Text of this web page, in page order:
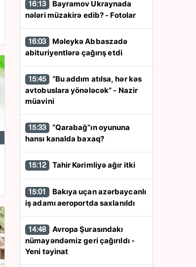
16:13
nələri müzakirə edib? - Fotolar
16:03
abituriyentlərə çağırış etdi
15:45
avtobuslara yönələcək” - Nazir
müavini
15:33
hansı kanalda baxaq?
15:12 Tahir Kərimliyə ağır itki
15:01
iş adamı aeroportda saxlanıldı
14:48
nümayəndəmiz geri çağırıldı -
Yeni təyinat